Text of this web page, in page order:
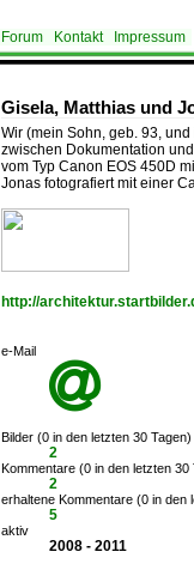
Forum Kontakt Impressum
Gisela, Matthias und
Wir (mein Sohn, geb. 93,
zwischen Dokumentation
vom Typ Canon EOS 450D
Jonas fotografiert mit einer
http://
e-Mail

Bilder (0 in den letzten 30 Tagen)
2
Kommentare (0 in den letzten 30
2
erhaltene Kommentare (0 in den
5
aktiv
2008 - 2011